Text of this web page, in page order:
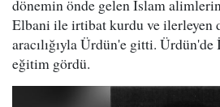
dönemin önde gelen İslam
Elbani ile irtibat kurdu ve ilerleyen
aracılığıyla Ürdün'e gitti.
eğitim gördü.